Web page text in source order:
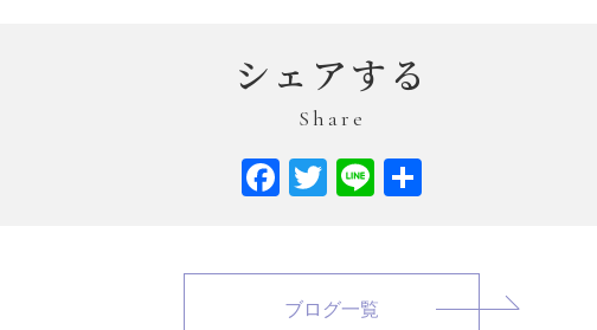
シェアする
Share
Facebook
Twitter
Line
ブログ一覧